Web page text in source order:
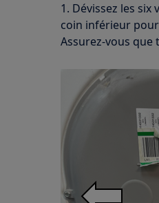
1. Dévissez les
coin inférieur pour
Assurez-vous que